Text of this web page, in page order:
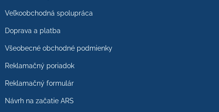
Veľkoobchodná spolupráca
Doprava a platba
Všeobecné obchodné podmienky
Reklamačný poriadok
Reklamačný formulár
Návrh na začatie ARS